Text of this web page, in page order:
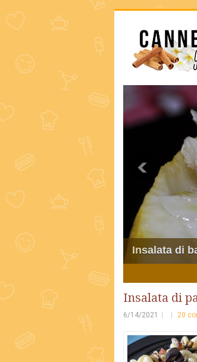
Insalata di baccalà
2 3
Insalata di
6/14/2021 20